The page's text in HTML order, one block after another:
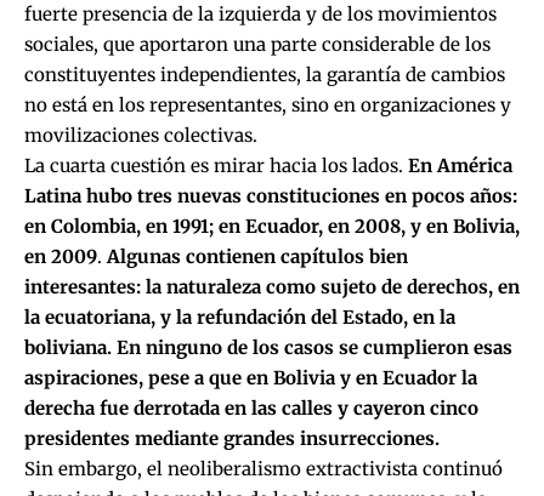
fuerte presencia de la izquierda y de los movimientos
sociales, que aportaron una parte considerable de los
constituyentes independientes, la garantía de cambios
no está en los representantes, sino en organizaciones y
movilizaciones colectivas.
La cuarta cuestión es mirar hacia los lados. En América
Latina hubo tres nuevas constituciones en pocos años:
en Colombia, en 1991; en Ecuador, en 2008, y en Bolivia,
en 2009. Algunas contienen capítulos bien
interesantes: la naturaleza como sujeto de derechos, en
la ecuatoriana, y la refundación del Estado, en la
boliviana. En ninguno de los casos se cumplieron esas
aspiraciones, pese a que en Bolivia y en Ecuador la
derecha fue derrotada en las calles y cayeron cinco
presidentes mediante grandes insurrecciones.
Sin embargo, el neoliberalismo extractivista continuó